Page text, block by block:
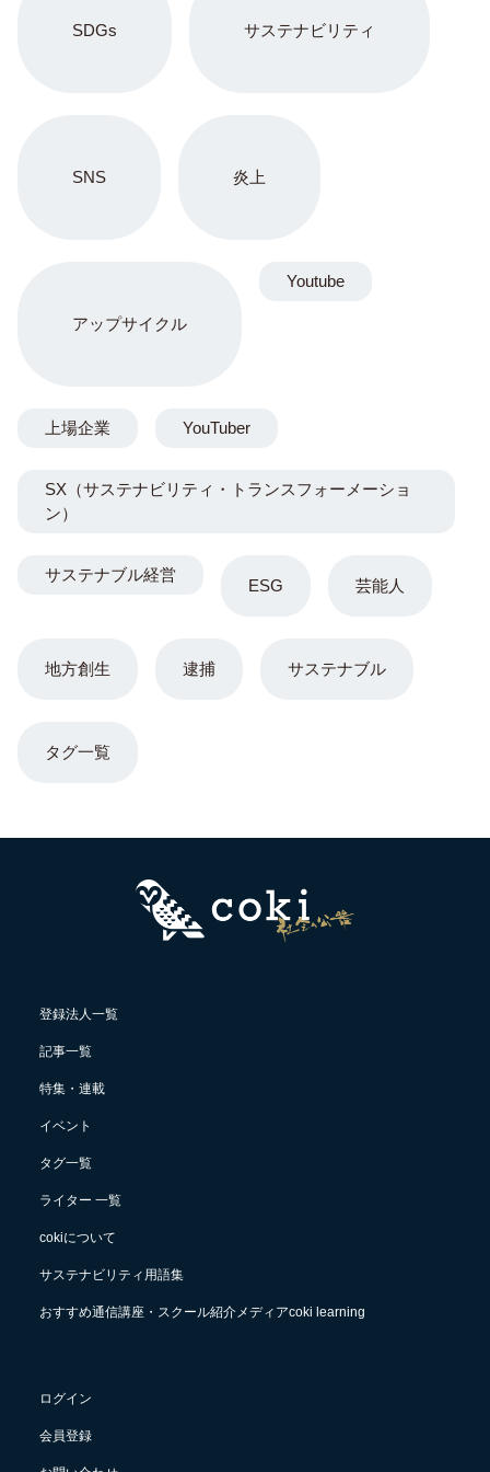
SDGs サステナビリティ
SNS 炎上
アップサイクル
ESG 芸能人
地方創生 逮捕 サステナブル
Youtube
上場企業 YouTuber
SX（サステナビリティ・トランスフォーメーショ
ン）
サステナブル経営
タグ一覧
登録法人一覧
記事一覧
特集・連載
イベント
タグ一覧
ライター 一覧
cokiについて
サステナビリティ用語集
おすすめ通信講座・スクール紹介メディアcoki learning
ログイン
会員登録